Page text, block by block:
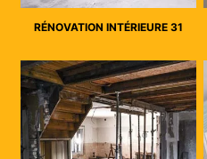
RÉNOVATION INTÉRIEURE 31